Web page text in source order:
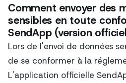
Comment envoyer des
sensibles en toute
SendApp (version
Lors de l'envoi de données
de se conformer à la
L'application officielle